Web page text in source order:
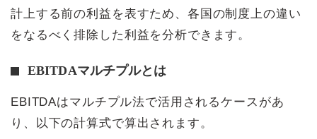
計上する前の利益を表すため、各国の制度上の違い
をなるべく排除した利益を分析できます。
EBITDAマルチプルとは
EBITDAはマルチプル法で活用されるケースがあ
り、以下の計算式で算出されます。